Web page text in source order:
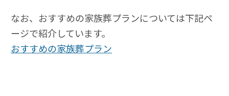
なお、おすすめの家族葬プランについては下記ペ
ージで紹介しています。
おすすめの家族葬プラン